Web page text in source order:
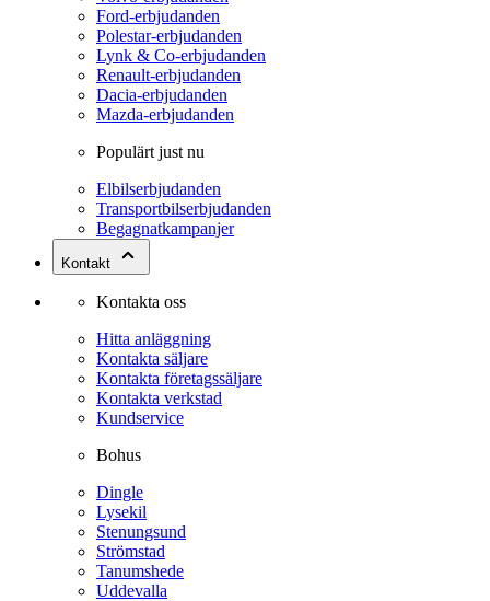
Ford-erbjudanden
Polestar-erbjudanden
Lynk & Co-erbjudanden
Renault-erbjudanden
Dacia-erbjudanden
Mazda-erbjudanden
Populärt just nu
Elbilserbjudanden
Transportbilserbjudanden
Begagnatkampanjer
Kontakt
Kontakta oss
Hitta anläggning
Kontakta säljare
Kontakta företagssäljare
Kontakta verkstad
Kundservice
Bohus
Dingle
Lysekil
Stenungsund
Strömstad
Tanumshede
Uddevalla